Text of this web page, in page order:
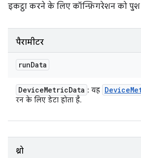
इकट्ठा करने के लिए कॉन्फ़िगरेशन को
पैरामीटर
runData
DeviceMetricData : यह Device
रन के लिए डेटा होता है.
थ्रो